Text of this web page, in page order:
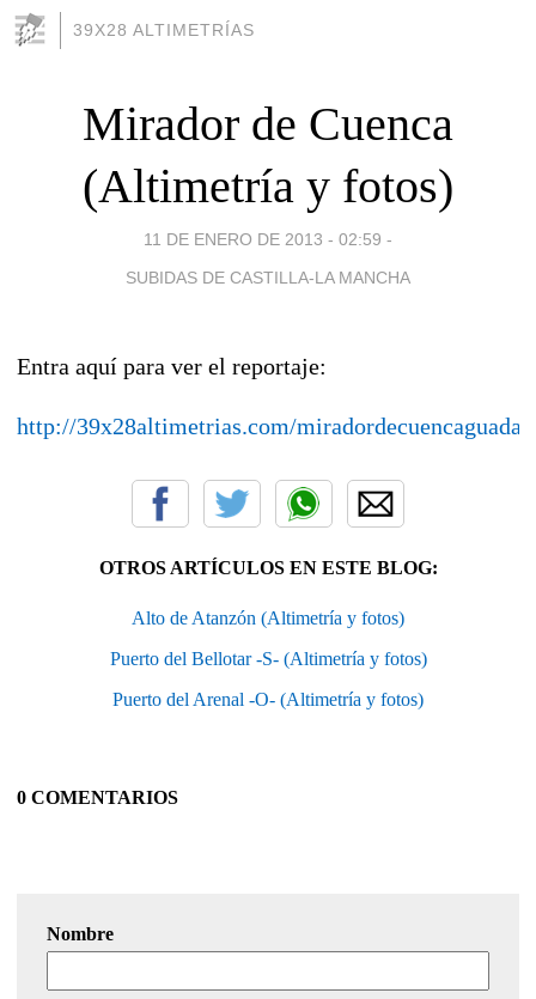
39X28 ALTIMETRÍAS
Mirador de Cuenca
(Altimetría y fotos)
11 DE ENERO DE 2013 - 02:59 -
SUBIDAS DE CASTILLA-LA MANCHA
Entra aquí para ver el reportaje:
http://39x28altimetrias.com/
OTROS ARTÍCULOS EN ESTE BLOG:
Alto de Atanzón (Altimetría y fotos)
Puerto del Bellotar -S- (Altimetría y fotos)
Puerto del Arenal -O- (Altimetría y fotos)
0 COMENTARIOS
Nombre